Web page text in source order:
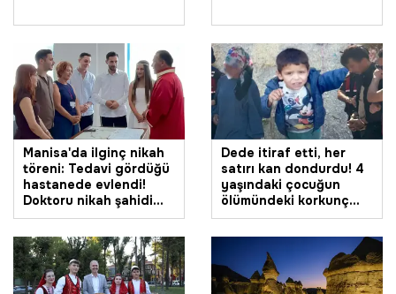
milyar liralık gelir
Manisa'da ilginç nikah
töreni: Tedavi gördüğü
hastanede evlendi!
Doktoru nikah şahidi
oldu
Dede itiraf etti, her
satırı kan dondurdu! 4
yaşındaki çocuğun
ölümündeki korkunç
gerçek ortaya çıktı!